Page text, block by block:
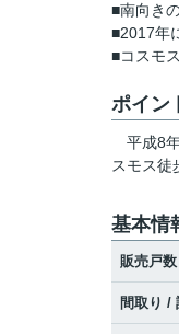
■南向き
■2017年
■コスモ
ポイン
平成8
スモス徒
基本情
販売戸数
間取り /